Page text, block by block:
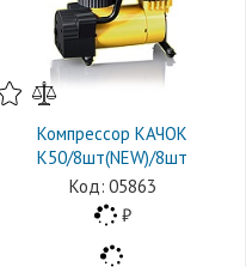
Компрессор КАЧОК
К50/8шт(NEW)/8шт
05863